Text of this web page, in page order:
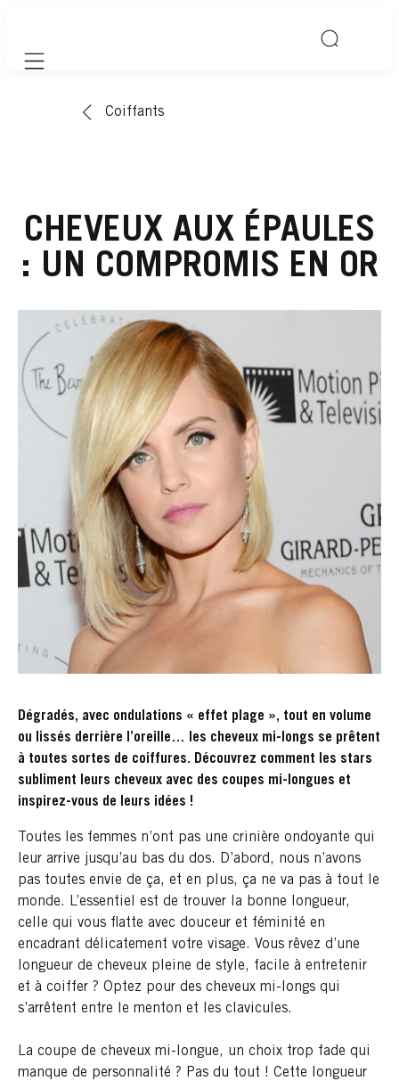
Mobile navigation
Coiffants
CHEVEUX AUX ÉPAULES
: UN COMPROMIS EN OR
Dégradés, avec ondulations « effet plage », tout en volume
ou lissés derrière l’oreille… les cheveux mi-longs se prêtent
à toutes sortes de coiffures. Découvrez comment les stars
subliment leurs cheveux avec des coupes mi-longues et
inspirez-vous de leurs idées !
Toutes les femmes n’ont pas une crinière ondoyante qui
leur arrive jusqu’au bas du dos. D’abord, nous n’avons
pas toutes envie de ça, et en plus, ça ne va pas à tout le
monde. L’essentiel est de trouver la bonne longueur,
celle qui vous flatte avec douceur et féminité en
encadrant délicatement votre visage. Vous rêvez d’une
longueur de cheveux pleine de style, facile à entretenir
et à coiffer ? Optez pour des cheveux mi-longs qui
s’arrêtent entre le menton et les clavicules.
La coupe de cheveux mi-longue, un choix trop fade qui
manque de personnalité ? Pas du tout ! Cette longueur